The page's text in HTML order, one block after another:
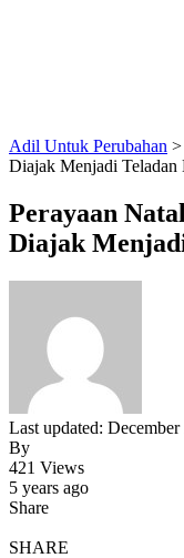
Adil Untuk Perubahan >
Diajak Menjadi Teladan
Perayaan
Diajak
Last updated: December
By
421 Views
5 years ago
Share
SHARE